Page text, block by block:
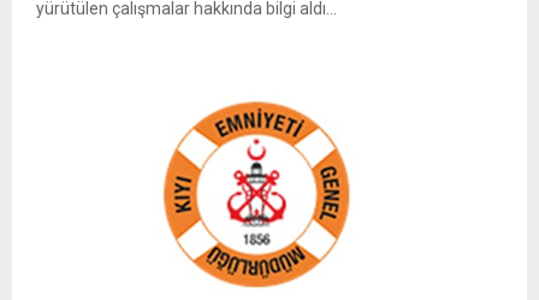
yürütülen çalışmalar hakkında bilgi aldı...